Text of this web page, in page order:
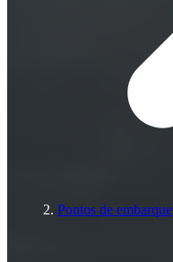
Pontos de embarque